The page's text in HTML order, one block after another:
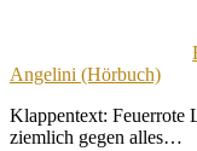
Angelini (Hörbuch)
Klappentext: Feuerrote
ziemlich gegen alles…